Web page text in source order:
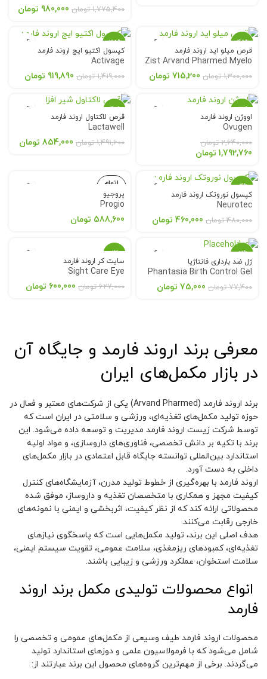
1,775,400 تومان 980,000 تومان
-45%
قرص میلو اید اروند فارمد
Zist Arvand Pharmed Myelo
aid Dietry Supplement
1,300,000 تومان 715,200 تومان
-35%
کپسول اکتیو ایج اروند فارمد
Activage
1,419,000 تومان 919,890 تومان
-32%
اووژن اروند فارمد
Ovugen
2,640,000 تومان
1,792,760 تومان
-43%
قرص لاکتاول اروند فارمد
Lactawell
1,491,600 تومان 854,000 تومان
-4%
کپسول نوروتک اروند فارمد
Neurotec
480,000 تومان 460,000 تومان
اتمام
موجودی
پروجیو
Progio
588,600 تومان
-3%
اتمام
موجودی
ژل ضد بارداری فانتاژیا
Phantasia Birth Control Gel
77,400 تومان 75,000 تومان
-4%
اتمام
موجودی
سایت کر اروند فارمد
Sight Care Eye
627,000 تومان 600,000 تومان
معرفی برند اروند فارمد و جایگاه آن
در بازار مکمل‌های ایران
برند اروند فارمد (Arvand Pharmed) یکی از شرکت‌های معتبر و فعال در
حوزه تولید مکمل‌های تغذیه‌ای، ورزشی و سلامتی در ایران است که
توسط شرکت زیست اروند فارمد مدیریت و توسعه داده می‌شود. این
برند با تکیه بر دانش تخصصی، فناوری‌های داروسازی، و مواد اولیه
استاندارد بین‌المللی توانسته جایگاه قابل اعتمادی در بازار مکمل‌های
داخلی به دست آورد.
اروند فارمد با بهره‌گیری از خطوط تولید مدرن، آزمایشگاه‌های کنترل
کیفیت مجهز و همکاری با متخصصان تغذیه و داروساز، موفق شده
محصولاتی ارائه کند که از نظر کیفیت، اثربخشی و ایمنی با نمونه‌های
خارجی رقابت می‌کنند.
هدف اصلی این برند، تولید مکمل‌هایی است که پاسخگوی نیازهای
تغذیه‌ای، کمبودهای ریزمغذی، سلامت عمومی، تقویت سیستم ایمنی،
سلامت استخوان، عملکرد ورزشی و زیبایی باشند.
انواع محصولات تولیدی مکمل برند اروند
فارمد
محصولات اروند فارمد طیف وسیعی از مکمل‌های عمومی و تخصصی را
شامل می‌شود که با فرمولاسیون علمی و دوزهای استاندارد تولید
می‌گردند. برخی از مهم‌ترین گروه‌های محصول این برند عبارتند از: